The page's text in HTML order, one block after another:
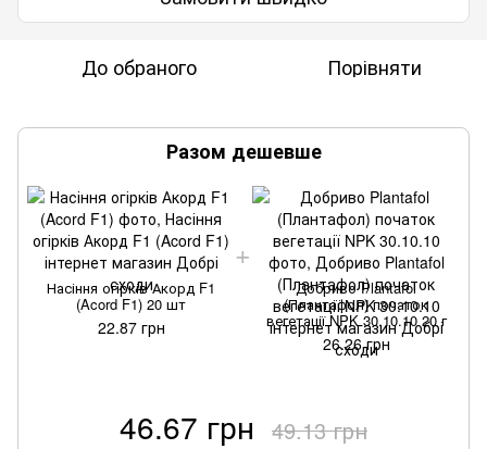
До обраного Порівняти
Разом дешевше
Насіння огірків Акорд F1
(Acord F1) 20 шт
22.87 грн
Добриво Plantafol
(Плантафол) початок
вегетації NPK 30.10.10 20 г
26.26 грн
46.67 грн 49.13 грн